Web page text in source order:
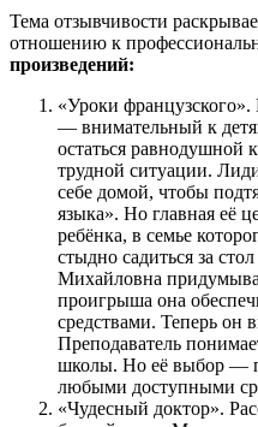
Тема отзывчивости
отношению к
произведений:
«Уроки французского».
— внимательный к
остаться равнодушной
трудной ситуации.
себе домой, чтобы
языка». Но главная её
ребёнка, в семье
стыдно садиться за
Михайловна
проигрыша она
средствами. Теперь он
Преподаватель
школы. Но её выбор —
любыми доступными
«Чудесный доктор».